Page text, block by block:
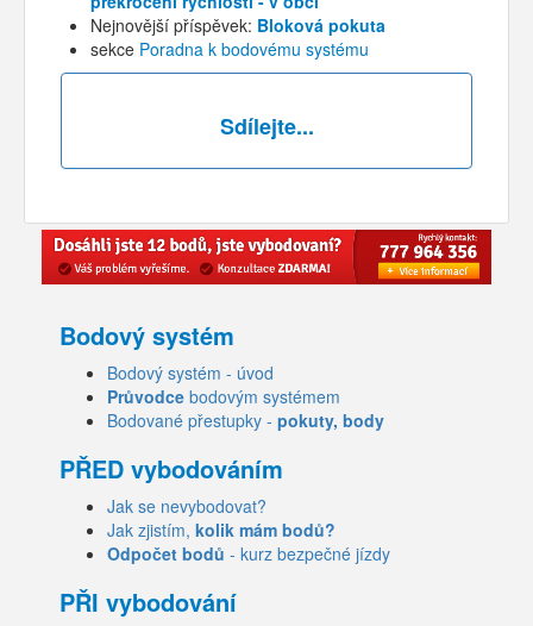
Nejnovější příspěvek: Bloková pokuta
sekce Poradna k bodovému systému
Sdílejte...
Bodový systém
Bodový systém - úvod
Průvodce bodovým systémem
Bodované přestupky - pokuty, body
PŘED vybodováním
Jak se nevybodovat?
Jak zjistím, kolik mám bodů?
Odpočet bodů - kurz bezpečné jízdy
PŘI vybodování